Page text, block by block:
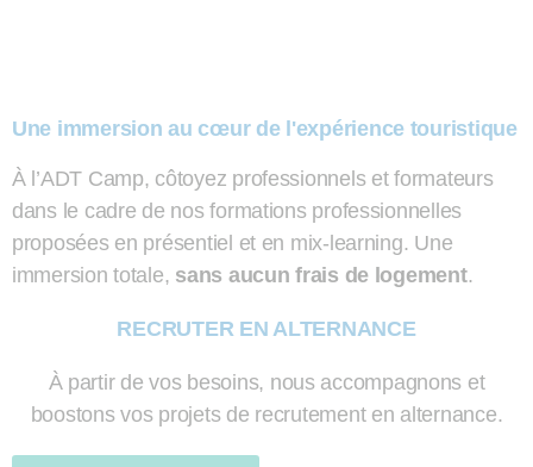
Une immersion au cœur de l'expérience touristique
À l’ADT Camp, côtoyez professionnels et formateurs
dans le cadre de nos formations professionnelles
proposées en présentiel et en mix-learning. Une
immersion totale, sans aucun frais de logement.
RECRUTER EN ALTERNANCE
À partir de vos besoins, nous accompagnons et
boostons vos projets de recrutement en alternance.